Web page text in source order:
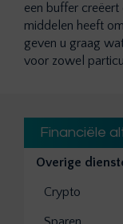
een buffer
middelen heeft
geven u graag
voor zowel
Financiële
Overige
Crypto